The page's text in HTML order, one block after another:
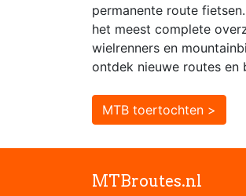
permanente route
het meest complete
wielrenners en
ontdek nieuwe routes en
MTB toertochten >
MTBroutes.nl